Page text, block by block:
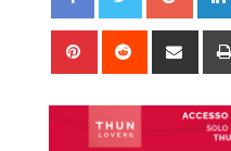
Pinterest Reddit
Share